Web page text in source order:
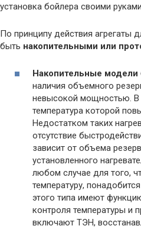
установка бойлера своими
По принципу действия агрегаты
быть накопительными или
Накопительные модели
наличия объемного
невысокой мощностью. В
температура которой
Недостатком таких
отсутствие
зависит от объема
установленного
любом случае для того,
температуру,
этого типа имеют
контроля температуры и
включают ТЭН,